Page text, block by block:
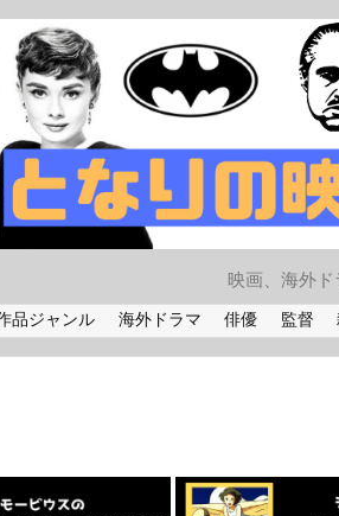
映画、海外ド
品ジャンル 海外ドラマ 俳優 監督